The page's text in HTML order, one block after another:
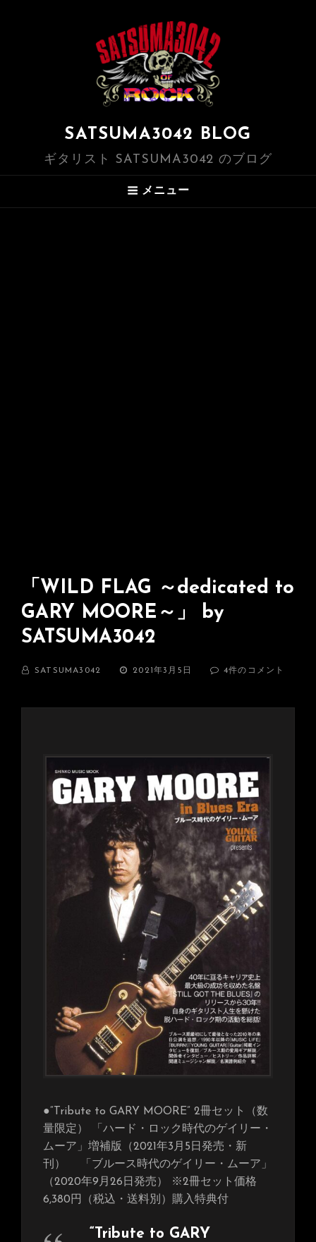
SATSUMA3042 BLOG
ギタリスト SATSUMA3042 のブログ
メニュー
「WILD FLAG ～dedicated to
GARY MOORE～」 by
SATSUMA3042
BY SATSUMA3042
投
2021年3月5日
「WILD
DEDICATED
BY
SATSUMA3042
へ
の
4件のコメント
●“Tribute to GARY MOORE” 2冊セット（数
量限定） 「ハード・ロック時代のゲイリー・
ムーア」増補版（2021年3月5日発売・新
刊） 「ブルース時代のゲイリー・ムーア」
（2020年9月26日発売） ※2冊セット価格
6,380円（税込・送料別）購入特典付
“Tribute to GARY